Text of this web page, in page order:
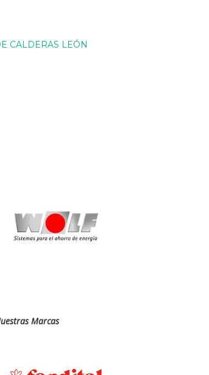
CALDERAS LEÓN
Marcas